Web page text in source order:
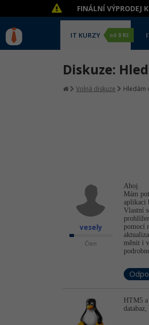
FINÁLNÍ VÝPRODEJ
IT KURZY od 0 Kč
Diskuze:
Volná diskuze Hledám
vesely
Člen
Ahoj.
Mám
aplikaci
Vlastní
pomocí
měnit i
HTM5